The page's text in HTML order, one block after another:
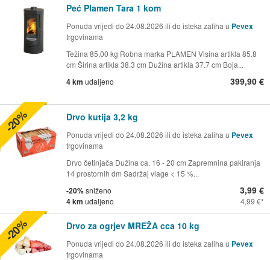
Peć Plamen Tara 1 kom
Ponuda vrijedi do 24.08.2026 ili do isteka zaliha u Pevex
trgovinama
Težina 85,00 kg Robna marka PLAMEN Visina artikla 85.8
cm Širina artikla 38.3 cm Dužina artikla 37.7 cm Boja...
4 km udaljeno 399,90 €
Drvo kutija 3,2 kg
Ponuda vrijedi do 24.08.2026 ili do isteka zaliha u Pevex
trgovinama
Drvo četinjača Dužina ca. 16 - 20 cm Zapremnina pakiranja
14 prostornih dm Sadržaj vlage < 15 %...
-20%sniženo
4 km udaljeno
3,99 €
4,99 €
-20%
Drvo za ogrjev MREŽA cca 10 kg
Ponuda vrijedi do 24.08.2026 ili do isteka zaliha u Pevex
trgovinama
-20%